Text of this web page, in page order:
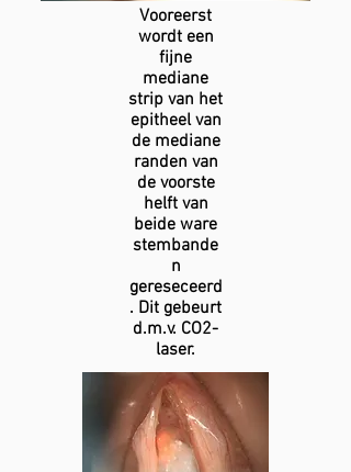
Vooreerst
wordt een
fijne
mediane
strip van het
epitheel van
de mediane
randen van
de voorste
helft van
beide ware
stembande
n
gereseceerd
. Dit gebeurt
d.m.v. CO2-
laser.